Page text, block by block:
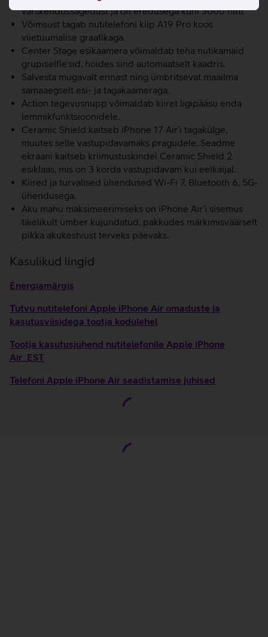
värskendussagedust ja on eredusega kuni 3000 nitti.
Võimsust tagab nutitelefoni kiip A19 Pro koos
viietuumalise graafikaga.
Center Stage esikaamera võimaldab teha nutikamaid
grupiselfie’sid, hoides sind automaatselt kaadris.
Salvesta mugavalt ennast ning ümbritsevat maailma
samaaegselt esi- ja tagakaameraga.
Action tegevusnupp võimaldab kiiret ligipääsu enda
lemmikfunktsioonidele.
Ceramic Shield kaitseb iPhone 17 Air’i tagakülge,
muutes selle vastupidavamaks pragudele. Seadme
ekraani kaitseb kriimustuskindel Ceramic Shield 2
esiklaas, mis on 3 korda vastupidavam kui eelkäijal.
Kiired ja turvalised ühendused Wi-Fi 7, Bluetooth 6, 5G-
ühendusega.
Aku mahu maksimeerimiseks on iPhone Air’i sisemus
täielikult ümber kujundatud, pakkudes märkimisväärselt
pikka akukestvust terveks päevaks.
Kasulikud lingid
Energiamärgis
Tutvu nutitelefoni Apple iPhone Air omaduste ja
kasutusviisidega tootja kodulehel
Tootja kasutusjuhend nutitelefonile Apple iPhone
Air_EST
Telefoni Apple iPhone Air seadistamise juhised